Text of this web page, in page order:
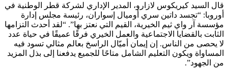
قال السيد كيريكوس لازارو، المدير الإداري لشركة قطر الوطنية في
أوروبا: “تجسد داتين سري أوميال إسواران، رئيسة مجلس إدارة
مؤسسة آر واي ثيم الخيرية، القيم التي نعتز بها”. “لقد أحدث التزامها
الثابت بالقضايا الاجتماعية والعمل الخيري فرقًا عميقًا في حياة عدد
لا يحصى من الناس. إن إيمان أميّال الراسخ بعالم مثالي تسود فيه
المساواة ويكون التعليم الشامل متاحًا للجميع يدفعنا إلى بذل المزيد
من الجهود”.